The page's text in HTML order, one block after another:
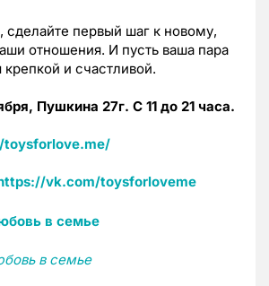
сделайте первый шаг к новому,
отношения. И пусть ваша пара
крепкой и счастливой.
Пушкина 27г. С 11 до 21 часа.
vk.com/toysforloveme